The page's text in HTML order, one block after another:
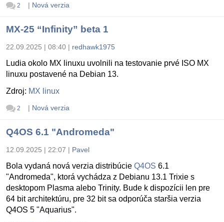
2 | Nová verzia
MX-25 “Infinity” beta 1
22.09.2025 | 08:40 | redhawk1975
Ludia okolo MX linuxu uvolnili na testovanie prvé ISO MX
linuxu postavené na Debian 13.
Zdroj: MX linux
2 | Nová verzia
Q4OS 6.1 "Andromeda"
12.09.2025 | 22:07 | Pavel
Bola vydaná nová verzia distribúcie Q4OS 6.1
"Andromeda", ktorá vychádza z Debianu 13.1 Trixie s
desktopom Plasma alebo Trinity. Bude k dispozícii len pre
64 bit architektúru, pre 32 bit sa odporúča staršia verzia
Q4OS 5 "Aquarius".